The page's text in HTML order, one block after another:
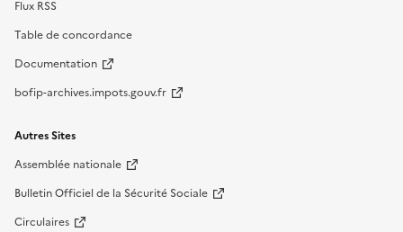
Flux RSS
Table de concordance
Documentation
bofip-archives.impots.gouv.fr
Autres Sites
Assemblée nationale
Bulletin Officiel de la Sécurité Sociale
Circulaires